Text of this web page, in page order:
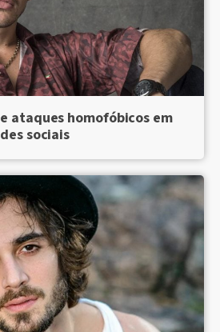
ataques homofóbicos em
sociais